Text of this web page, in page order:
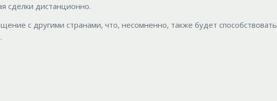
сделки дистанционно.
с другими странами, что, несомненно, также будет способствовать